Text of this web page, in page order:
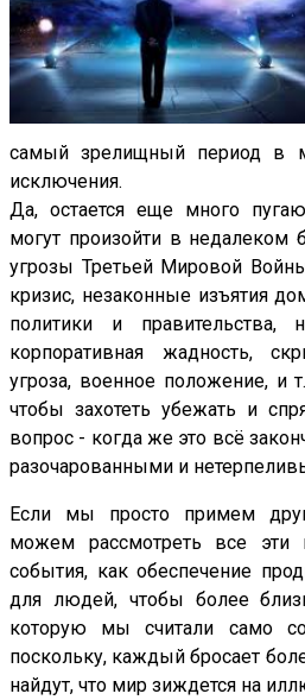
самый зрелищный период в
исключения.
Да, остается еще много
могут произойти в
угрозы Третьей Мировой
кризис, незаконные изъятия
политики и
корпоративная жадность,
угроза, военное положение, и
чтобы захотеть убежать и
вопрос - когда же это всё
разочарованными и
Если мы просто примем
можем рассмотреть все эти
события, как обеспечение
для людей, чтобы более
которую мы считали само
поскольку, каждый бросает
найдут, что мир зиждется на